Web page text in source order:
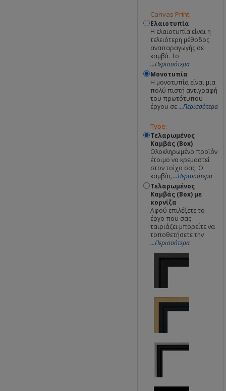
Canvas Print:
Ελαιοτυπία
Η ελαιοτυπία είναι η
τελειότερη μέθοδος
αναπαραγωγής σε
καμβά. Το
...Περισσότερα
Μονοτυπία
Η μονοτυπία είναι μια
πολύ πιστή αντιγραφή
του πρωτότυπου
έργου σε...Περισσότερα
Type:
Τελαρωμένος
Καμβάς (Box)
Ολοκληρωμένο προϊόν
έτοιμο να κρεμαστεί
στον τοίχο σας. Ο
καμβάς...Περισσότερα
Τελαρωμένος
Καμβάς (Box) με
κορνίζα
Αφού επιλέξετε το
έργο που σας
ταιριάζει μπορείτε να
τοποθετήσετε την
...Περισσότερα